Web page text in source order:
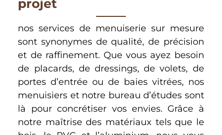
projet
nos services de menuiserie sur mesure
sont synonymes de qualité, de précision
et de raffinement. Que vous ayez besoin
de placards, de dressings, de volets, de
portes d’entrée ou de baies vitrées, nos
menuisiers et notre bureau d’études sont
là pour concrétiser vos envies. Grâce à
notre maîtrise des matériaux tels que le